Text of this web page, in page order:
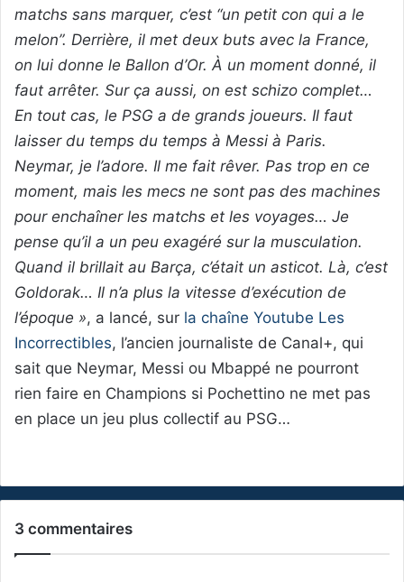
matchs sans marquer, c’est “un petit con qui a le
melon”. Derrière, il met deux buts avec la France,
on lui donne le Ballon d’Or. À un moment donné, il
faut arrêter. Sur ça aussi, on est schizo complet…
En tout cas, le PSG a de grands joueurs. Il faut
laisser du temps du temps à Messi à Paris.
Neymar, je l’adore. Il me fait rêver. Pas trop en ce
moment, mais les mecs ne sont pas des machines
pour enchaîner les matchs et les voyages… Je
pense qu’il a un peu exagéré sur la musculation.
Quand il brillait au Barça, c’était un asticot. Là, c’est
Goldorak… Il n’a plus la vitesse d’exécution de
l’époque », a lancé, sur la chaîne Youtube Les
Incorrectibles, l’ancien journaliste de Canal+, qui
sait que Neymar, Messi ou Mbappé ne pourront
rien faire en Champions si Pochettino ne met pas
en place un jeu plus collectif au PSG…
3 commentaires